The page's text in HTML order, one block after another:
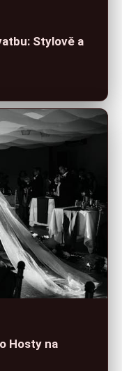
Stylově a
Hosty na